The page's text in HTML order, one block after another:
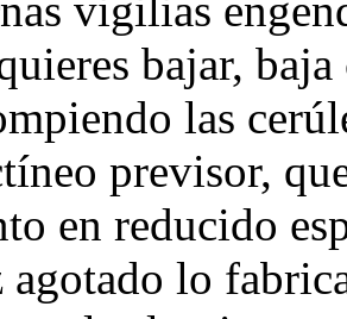
vigilias
bajar,
las
previsor,
en reducido
agotado lo